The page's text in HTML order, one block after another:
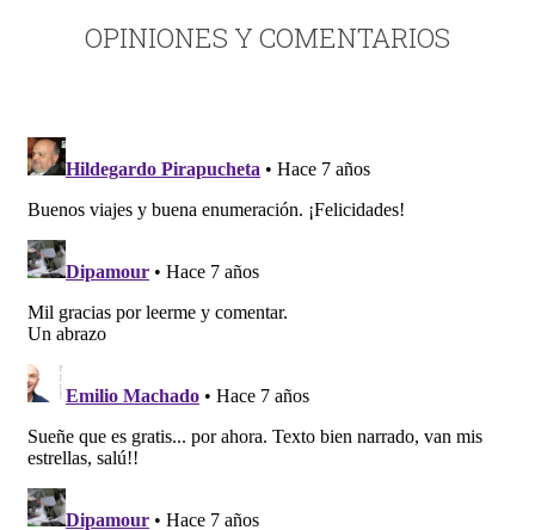
OPINIONES Y COMENTARIOS